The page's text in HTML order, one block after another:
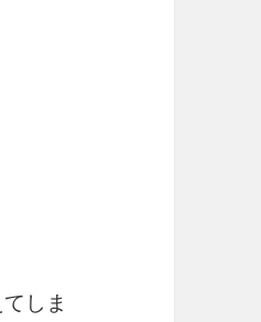
しま